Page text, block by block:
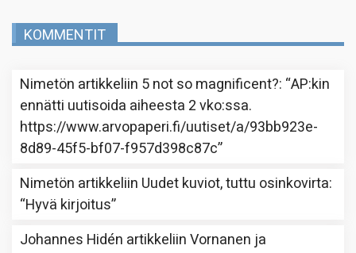
KOMMENTIT
Nimetön artikkeliin 5 not so magnificent?: “AP:kin
ennätti uutisoida aiheesta 2 vko:ssa.
https://www.arvopaperi.fi/uutiset/a/93bb923e-
8d89-45f5-bf07-f957d398c87c”
Nimetön artikkeliin Uudet kuviot, tuttu osinkovirta:
“Hyvä kirjoitus”
Johannes Hidén artikkeliinVornanen ja